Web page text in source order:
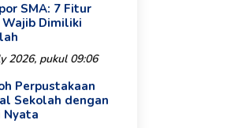
SMA: 7 Fitur
Dimiliki
2026, pukul 09:06
Perpustakaan
Sekolah dengan
Nyata